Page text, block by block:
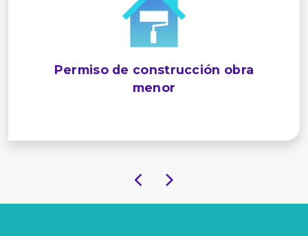
Permiso de construcción obra
menor